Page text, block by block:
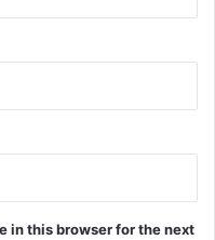
in this browser for the next